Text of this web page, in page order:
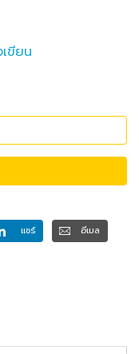
ขียน
แชร์
อีเมล